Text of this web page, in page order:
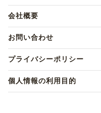
会社概要
お問い合わせ
プライバシーポリシー
個人情報の利用目的